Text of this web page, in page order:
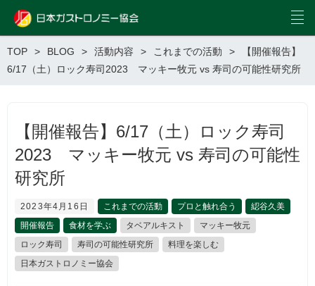
TOP BLOG 活動内容 これまでの活動
【開催報告】
6/17（土）ロック寿司2023 マッキー牧元 vs 寿司の可能性研究所
【開催報告】6/17（土）ロック寿司
2023 マッキー牧元 vs 寿司の可能性
研究所
2023年4月16日 これまでの活動 プロと触れ合う
綛谷久美
開催報告
食材を学ぶ タベアルキスト
マッキー牧元
ロック寿司
寿司の可能性研究所
料理を楽しむ
日本ガストロノミー協会